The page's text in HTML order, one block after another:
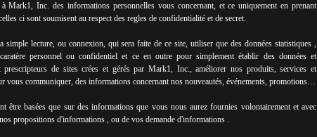
Mark1, Inc. des informations personnelles vous concernant, et ce uniquement en prenant
ci sont soumisent au respect des regles de confidentialité et de secret.
simple lecture, ou connexion, qui sera faite de ce site, utiliser que des données statistiques ,
personnel ou confidentiel et ce en outre pour simplement établir des données et
prescripteurs de sites crées et gérés par Mark1, Inc., améliorer nos produits, services et
vous communiquer, des informations concernant nos nouveautés, événements, promotions…
être basées que sur des informations que vous nous aurez fournies volontairement et avec
propositions d'informations , ou de vos demande d'informations .